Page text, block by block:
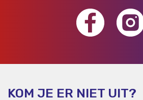
KOM JE ER NIET UIT?